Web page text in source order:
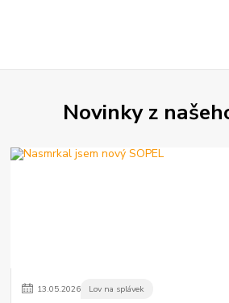
Novinky z
13.05.2026 Lov na splávek